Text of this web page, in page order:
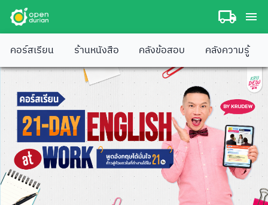
คอร์สเรียน ร้านหนังสือ คลังข้อสอบ คลังความรู้